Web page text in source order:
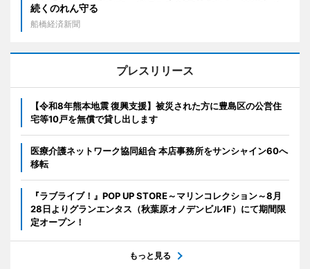
続くのれん守る
船橋経済新聞
プレスリリース
【令和8年熊本地震 復興支援】被災された方に豊島区の公営住
宅等10戸を無償で貸し出します
医療介護ネットワーク協同組合 本店事務所をサンシャイン60へ
移転
『ラブライブ！』POP UP STORE～マリンコレクション～8月
28日よりグランエンタス（秋葉原オノデンビル1F）にて期間限
定オープン！
もっと見る